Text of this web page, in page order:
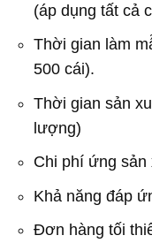
(áp dụng tất cả
Thời gian làm
500 cái).
Thời gian sản
lượng)
Chi phí ứng sản
Khả năng đáp
Đơn hàng tối